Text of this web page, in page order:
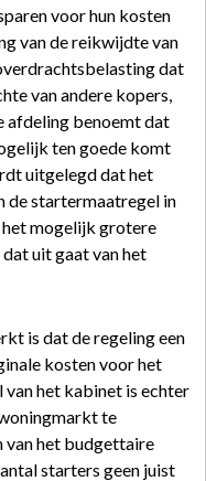
voor hun kosten
van de reikwijdte van
dat
van andere kopers,
afdeling benoemt dat
ten goede komt
uitgelegd dat het
de startermaatregel in
het mogelijk grotere
uit gaat van het
is dat de regeling een
kosten voor het
van het kabinet is echter
te
van het budgettaire
starters geen juist